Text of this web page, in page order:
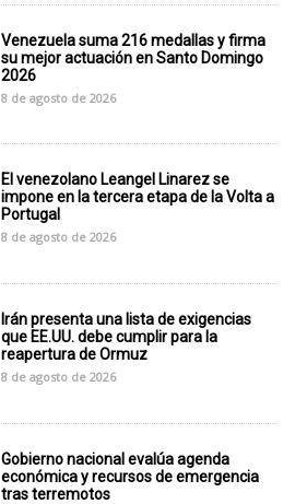
Venezuela suma 216 medallas y firma
su mejor actuación en Santo Domingo
2026
8 de agosto de 2026
El venezolano Leangel Linarez se
impone en la tercera etapa de la Volta a
Portugal
8 de agosto de 2026
Irán presenta una lista de exigencias
que EE.UU. debe cumplir para la
reapertura de Ormuz
8 de agosto de 2026
Gobierno nacional evalúa agenda
económica y recursos de emergencia
tras terremotos